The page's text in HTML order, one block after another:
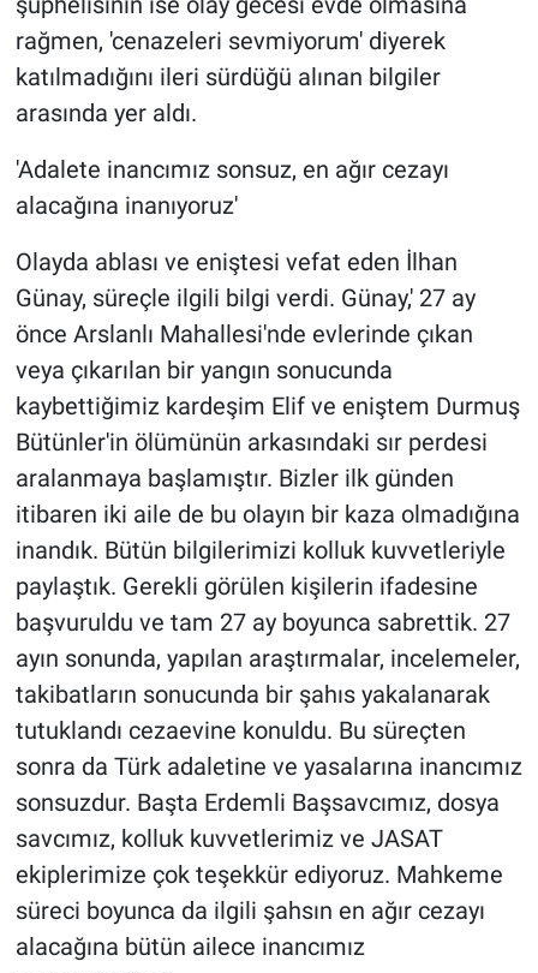
rağmen, 'cenazeleri sevmiyorum' diyerek
katılmadığını ileri sürdüğü alınan bilgiler
arasında yer aldı.
'Adalete inancımız sonsuz, en ağır cezayı
alacağına inanıyoruz'
Olayda ablası ve eniştesi vefat eden İlhan
Günay, süreçle ilgili bilgi verdi. Günay,' 27 ay
önce Arslanlı Mahallesi'nde evlerinde çıkan
veya çıkarılan bir yangın sonucunda
kaybettiğimiz kardeşim Elif ve eniştem Durmuş
Bütünler'in ölümünün arkasındaki sır perdesi
aralanmaya başlamıştır. Bizler ilk günden
itibaren iki aile de bu olayın bir kaza olmadığına
inandık. Bütün bilgilerimizi kolluk kuvvetleriyle
paylaştık. Gerekli görülen kişilerin ifadesine
başvuruldu ve tam 27 ay boyunca sabrettik. 27
ayın sonunda, yapılan araştırmalar, incelemeler,
takibatların sonucunda bir şahıs yakalanarak
tutuklandı cezaevine konuldu. Bu süreçten
sonra da Türk adaletine ve yasalarına inancımız
sonsuzdur. Başta Erdemli Başsavcımız, dosya
savcımız, kolluk kuvvetlerimiz ve JASAT
ekiplerimize çok teşekkür ediyoruz. Mahkeme
süreci boyunca da ilgili şahsın en ağır cezayı
alacağına bütün ailece inancımız